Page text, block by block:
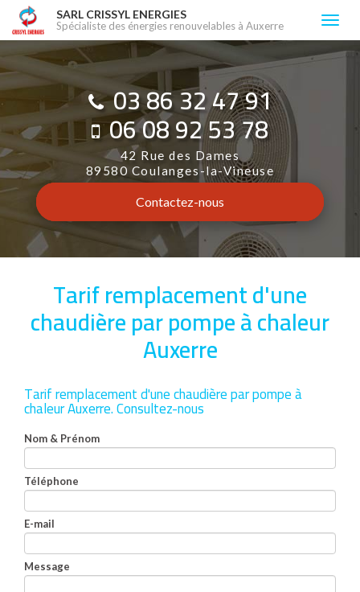
Aller
au
contenu
principal
SARL CRISSYL ENERGIES
Spécialiste des énergies renouvelables à Auxerre
03 86 32 47 91
06 08 92 53 78
42 Rue des Dames
89580 Coulanges-la-Vineuse
Contactez-nous
Tarif remplacement d'une
chaudière par pompe à chaleur
Auxerre
Tarif remplacement d'une chaudière par pompe à
chaleur Auxerre.Consultez-nous
Nom & Prénom
Téléphone
E-mail
Message